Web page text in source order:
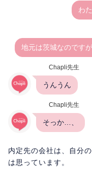
わ
地元は茨城なのです
Chapli先生
うんうん
Chapli先生
そっか…、
内定先の会社は、自分
は思っています。